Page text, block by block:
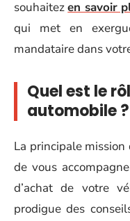
souhaitezen savoir
qui met en
mandataire dans
Quel est le
automobile ?
La principale
de vous
d’achat de votre
prodigue des